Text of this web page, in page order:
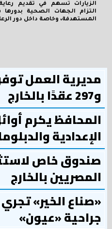
الزيارات تسهم في تقديم
التزام الجهات الصحية
المستهدفة، وخاصة داخل دور
و297 عقدًا بالخارج
المحافظ يكرم
الإعدادية
صندوق خاص
المصريين بالخارج
جراحية «عيون»